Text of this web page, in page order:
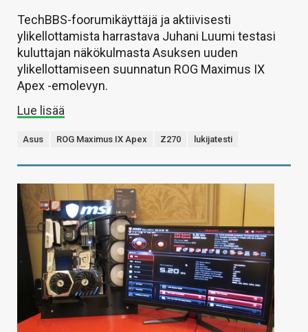
TechBBS-foorumikäyttäjä ja aktiivisesti
ylikellottamista harrastava Juhani Luumi testasi
kuluttajan näkökulmasta Asuksen uuden
ylikellottamiseen suunnatun ROG Maximus IX
Apex -emolevyn.
Lue lisää
Asus ROG Maximus IX Apex Z270 lukijatesti